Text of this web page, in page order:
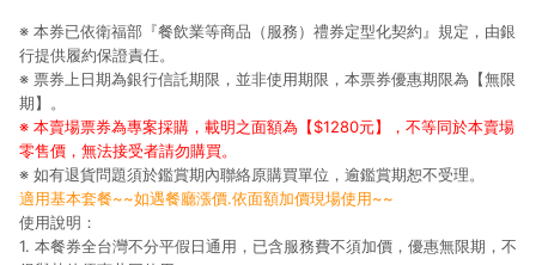
※ 本券已依衛福部『餐飲業等商品（服務）禮券定型化契約』規定，由銀
行提供履約保證責任。
※ 票券上日期為銀行信託期限，並非使用期限，本票券優惠期限為【無限
期】。
※ 本賣場票券為專案採購，載明之面額為【$1280元】，不等同於本賣場
零售價，無法接受者請勿購買。
※ 如有退貨問題須於鑑賞期內聯絡原購買單位，逾鑑賞期恕不受理。
適用基本套餐~~如遇餐廳漲價.依面額加價現場使用~~
使用說明：
1. 本餐券全台灣不分平假日通用，已含服務費不須加價，優惠無限期，不